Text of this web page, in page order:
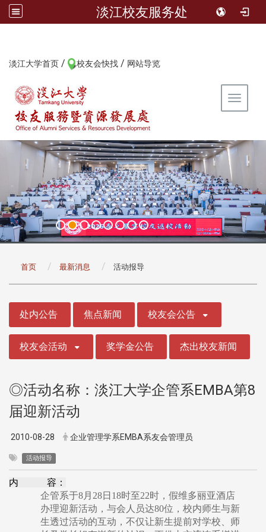
淡江校友服务处
淡江大学首页 / 校友会快找 / 网站导览
Toggle
首页 最新消息 活动报导
处内公告 焦点新闻 校友会公告
校友会活动 奖学金公告 杰出校友新闻
◎活动名称：淡江大学企管系EMBA第8
届迎新活动
2010-08-28 企业管理学系EMBA系友会管理员
活动报导
内 容：
企管系于8月28日18时至22时，假维多丽亚酒店
办理迎新活动，与会人员达80位，校内师生与新
生透过活动的互动，不仅让新生提前对学校、师